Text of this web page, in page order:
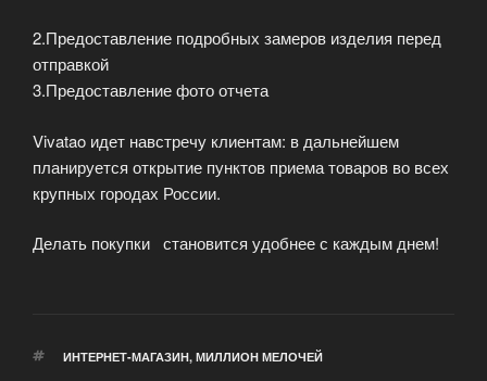
2.Предоставление подробных замеров изделия перед
отправкой
3.Предоставление фото отчета
Vivatao идет навстречу клиентам: в дальнейшем
планируется открытие пунктов приема товаров во всех
крупных городах России.
Делать покупки становится удобнее с каждым днем!
МЕТКИ
ИНТЕРНЕТ-МАГАЗИН, МИЛЛИОН МЕЛОЧЕЙ